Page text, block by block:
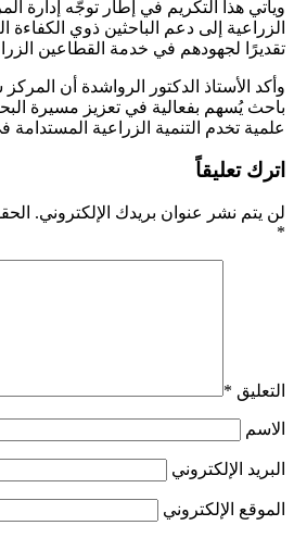
ويأتي هذا التكريم في إطار توجّه إدارة
الزراعية إلى دعم الباحثين ذوي الكفاءة
تقديرًا لجهودهم في خدمة القطاعين
وأكد الأستاذ الدكتور الرواشدة أن
باحث يُسهم بفعالية في تعزيز مسيرة
علمية تخدم التنمية الزراعية
اترك تعليقاً
لن يتم نشر عنوان بريدك الإلكتروني.
*
التعليق *
الاسم
البريد الإلكتروني
الموقع الإلكتروني